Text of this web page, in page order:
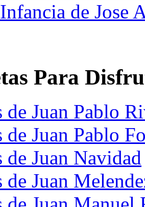
de Jose
Para
de Juan Pablo
de Juan Pablo
de Juan Navidad
de Juan